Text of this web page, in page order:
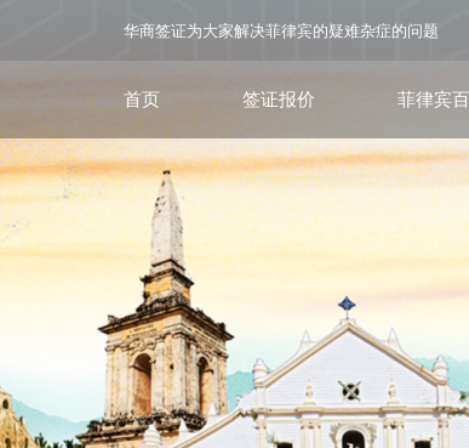
华商签证为大家解决菲律宾的疑难杂症的问题
首页 签证报价 菲律宾